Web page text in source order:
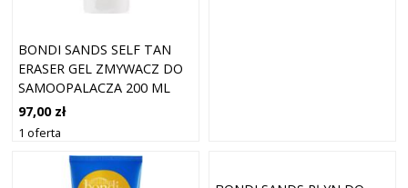
BONDI SANDS SELF TAN
ERASER GEL ZMYWACZ DO
SAMOOPALACZA 200 ML
97,00 zł
1 oferta